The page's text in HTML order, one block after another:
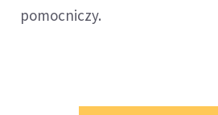
pomocniczy.